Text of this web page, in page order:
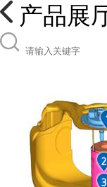
产品展